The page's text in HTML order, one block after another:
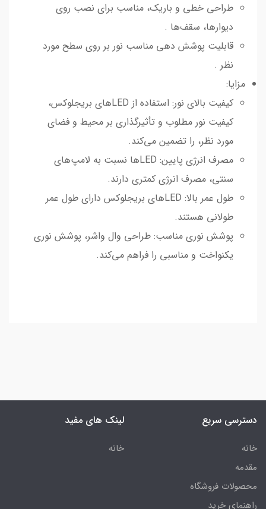
طراحی خطی و باریک، مناسب برای نصب روی
دیوارها، سقف‌ها .
قابلیت پوشش دهی مناسب نور بر روی سطح مورد
نظر .
مزایا:
کیفیت بالای نور: استفاده از LEDهای بریجلوکس،
کیفیت نور مطلوب و تأثیرگذاری بر محیط و فضای
مورد نظر، را تضمین می‌کند.
مصرف انرژی پایین: LEDها نسبت به لامپ‌های
سنتی، مصرف انرژی کمتری دارند.
طول عمر بالا: LEDهای بریجلوکس دارای طول عمر
طولانی هستند.
پوشش نوری مناسب: طراحی وال واشر، پوشش نوری
یکنواخت و مناسبی را فراهم می‌کند.
دسترسی سریع
خانه
مقدمه
محصولات فروشگاه
راهنمای خرید
لینک های مفید
خانه